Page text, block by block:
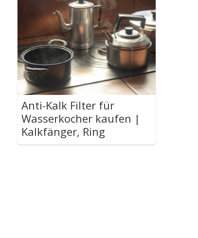
Anti-Kalk Filter für
Wasserkocher kaufen |
Kalkfänger, Ring